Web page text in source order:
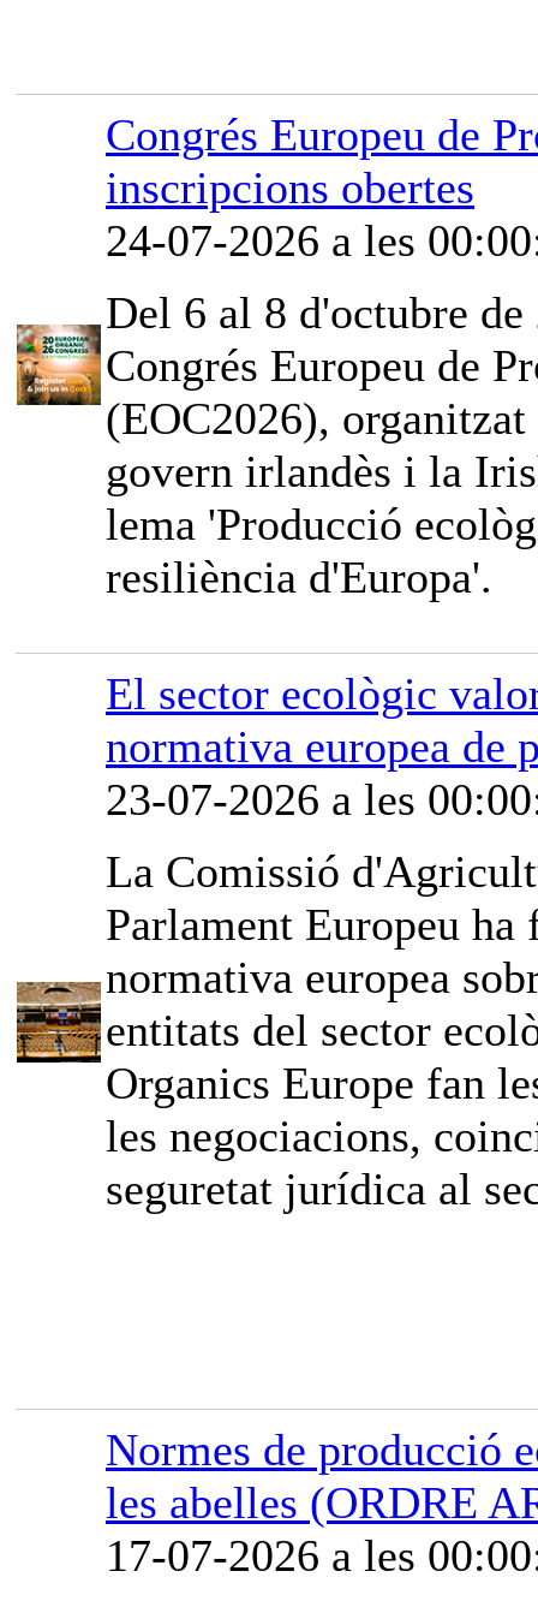
Congrés Europeu de
inscripcions obertes
24-07-2026 a les
Del 6 al 8 d'octubre
Congrés Europeu de
(EOC2026),
govern irlandès i la
lema 'Producció
resiliència d'Europa'.
El sector ecològic
normativa europea de
23-07-2026 a les
La Comissió
Parlament Europeu
normativa europea
entitats del sector
Organics Europe fan
les negociacions,
seguretat jurídica al
Normes de producció
les abelles (ORDRE
17-07-2026 a les